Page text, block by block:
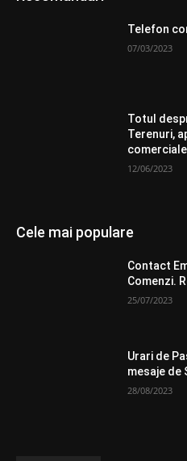
Telefon
07/03/2023
Totul
Terenuri,
comerciale
12/06/2023
Cele mai populare
Contact
Comenzi.
25/07/2023
Urari de
mesaje de
28/08/2023